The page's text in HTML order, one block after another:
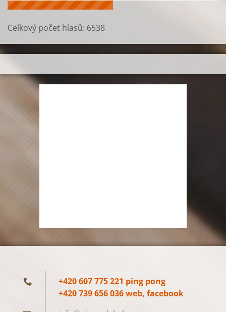
Celkový počet hlasů: 6538
+420 607 775 221 ping pong
+420 739 656 036 web, facebook